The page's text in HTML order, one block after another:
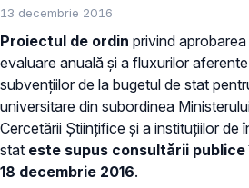
13 decembrie 2016
Proiectul de ordin privind
evaluare anuală și a fluxurilor
subvențiilor de la bugetul de stat
universitare din subordinea
Cercetării Științifice și a instituțiilor de
stat este supus consultării publice
18 decembrie 2016.